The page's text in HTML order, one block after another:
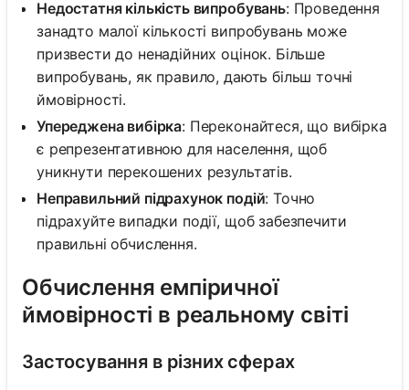
Недостатня кількість випробувань: Проведення
занадто малої кількості випробувань може
призвести до ненадійних оцінок. Більше
випробувань, як правило, дають більш точні
ймовірності.
Упереджена вибірка: Переконайтеся, що вибірка
є репрезентативною для населення, щоб
уникнути перекошених результатів.
Неправильний підрахунок подій: Точно
підрахуйте випадки події, щоб забезпечити
правильні обчислення.
Обчислення емпіричної
ймовірності в реальному світі
Застосування в різних сферах